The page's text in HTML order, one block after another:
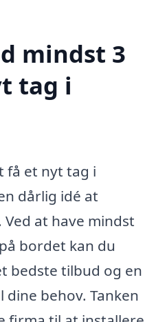
mindst 3
tag i
få et nyt tag i
dårlig idé at
at have mindst
bordet kan du
bedste tilbud og en
behov. Tanken